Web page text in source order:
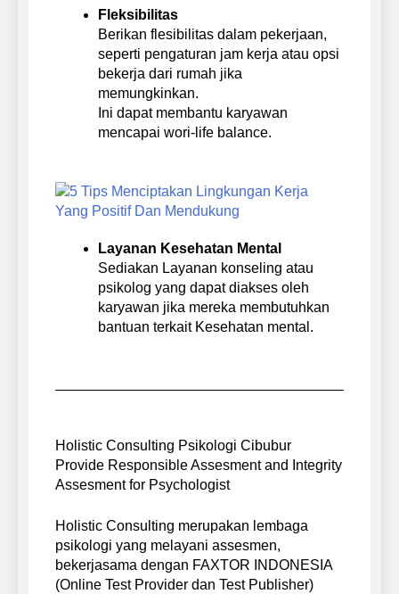
Fleksibilitas
Berikan flesibilitas dalam pekerjaan,
seperti pengaturan jam kerja atau opsi
bekerja dari rumah jika
memungkinkan.
Ini dapat membantu karyawan
mencapai wori-life balance.
Layanan Kesehatan Mental
Sediakan Layanan konseling atau
psikolog yang dapat diakses oleh
karyawan jika mereka membutuhkan
bantuan terkait Kesehatan mental.
Holistic Consulting Psikologi Cibubur
Provide Responsible Assesment and Integrity
Assesment for Psychologist
Holistic Consulting merupakan lembaga
psikologi yang melayani assesmen,
bekerjasama dengan FAXTOR INDONESIA
(Online Test Provider dan Test Publisher)